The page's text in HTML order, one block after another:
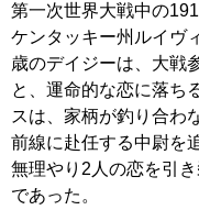
第一次世界大戦中の
ケンタッキー州ルイヴ
歳のデイジーは、大戦
と、運命的な恋に落ち
スは、家柄が釣り合わ
前線に赴任する中尉を
無理やり2人の恋を引
であった。